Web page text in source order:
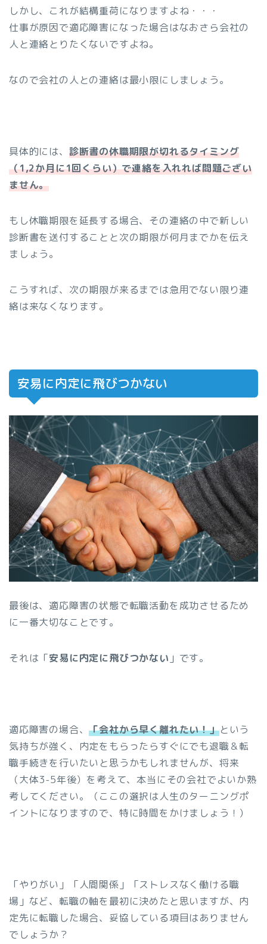
しかし、これが結構重荷になりますよね・・・
仕事が原因で適応障害になった場合はなおさら会社の
人と連絡とりたくないですよね。
なので会社の人との連絡は最小限にしましょう。
具体的には、 診断書の休職期限が切れるタイミング
（1,2か月に1回くらい）で連絡を入れれば問題ござい
ません。
もし休職期限を延長する場合、その連絡の中で新しい
診断書を送付することと次の期限が何月までかを伝え
ましょう。
こうすれば、次の期限が来るまでは急用でない限り連
絡は来なくなります。
安易に内定に飛びつかない
最後は、適応障害の状態で転職活動を成功させるため
に一番大切なことです。
それは「安易に内定に飛びつかない 」です。
適応障害の場合、「会社から早く離れたい！」という
気持ちが強く、内定をもらったらすぐにでも退職＆転
職手続きを行いたいと思うかもしれませんが、将来
（大体3-5年後）を考えて、本当にその会社でよいか熟
考してください。（ここの選択は人生のターニングポ
イントになりますので、特に時間をかけましょう！）
「やりがい」「人間関係」「ストレスなく働ける職
場」など、転職の軸を最初に決めたと思いますが、内
定先に転職した場合、妥協している項目はありません
でしょうか？